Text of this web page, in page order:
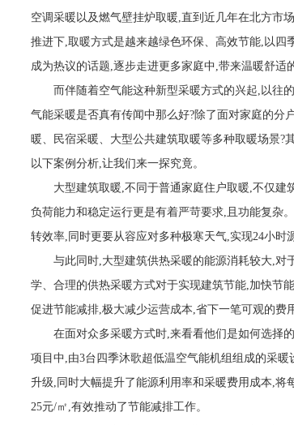
空调采暖以及燃气壁挂炉取暖,直到近几年在北方市
推进下,取暖方式是越来越绿色环保、高效节能,以四
成为热议的话题,逐步走进更多家庭中,带来温暖舒适
而伴随着空气能这种新型采暖方式的兴起,以往的
气能采暖是否真有传闻中那么好?除了面对家庭的分
暖、民宿采暖、大型公共建筑取暖等多种取暖场景?
以下案例分析,让我们来一探究竟。
大型建筑取暖,不同于普通家庭住户取暖,不仅建
负荷能力和稳定运行更是有着严苛要求,且功能复杂
转效率,同时更要从容应对多种极寒天气,实现24小时
与此同时,大型建筑供热采暖的能源消耗较大,对
学、合理的供热采暖方式对于实现建筑节能,加快节
促进节能减排,极大减少运营成本,省下一笔可观的费
在面对众多采暖方式时,来看看他们是如何选择的
项目中,由3台四季沐歌超低温空气能机组组成的采
升级,同时大幅提升了能源利用率和采暖费用成本,将
25元/㎡,有效推动了节能减排工作。